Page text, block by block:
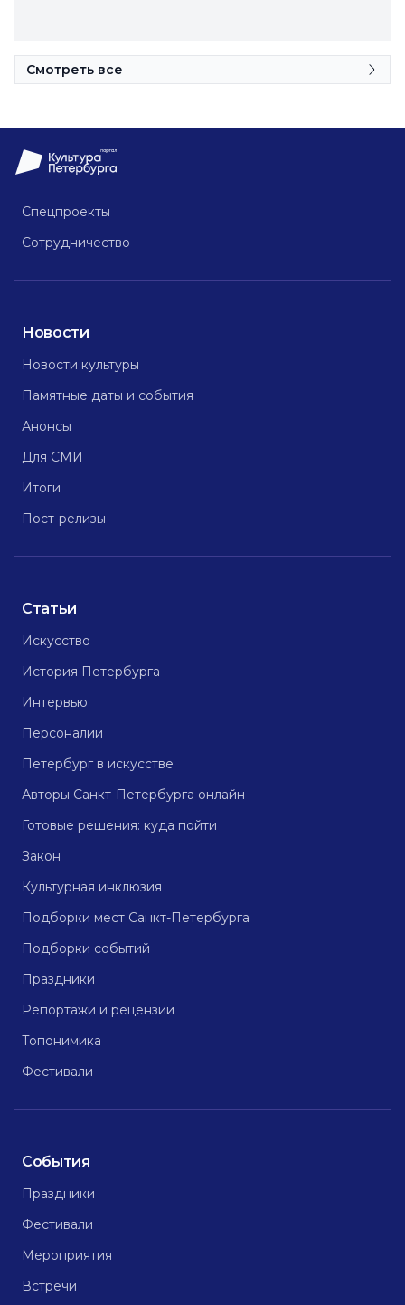
Смотреть все
Спецпроекты
Сотрудничество
Новости
Новости культуры
Памятные даты и события
Анонсы
Для СМИ
Итоги
Пост-релизы
Статьи
Искусство
История Петербурга
Интервью
Персоналии
Петербург в искусстве
Авторы Санкт-Петербурга онлайн
Готовые решения: куда пойти
Закон
Культурная инклюзия
Подборки мест Санкт-Петербурга
Подборки событий
Праздники
Репортажи и рецензии
Топонимика
Фестивали
События
Праздники
Фестивали
Мероприятия
Встречи